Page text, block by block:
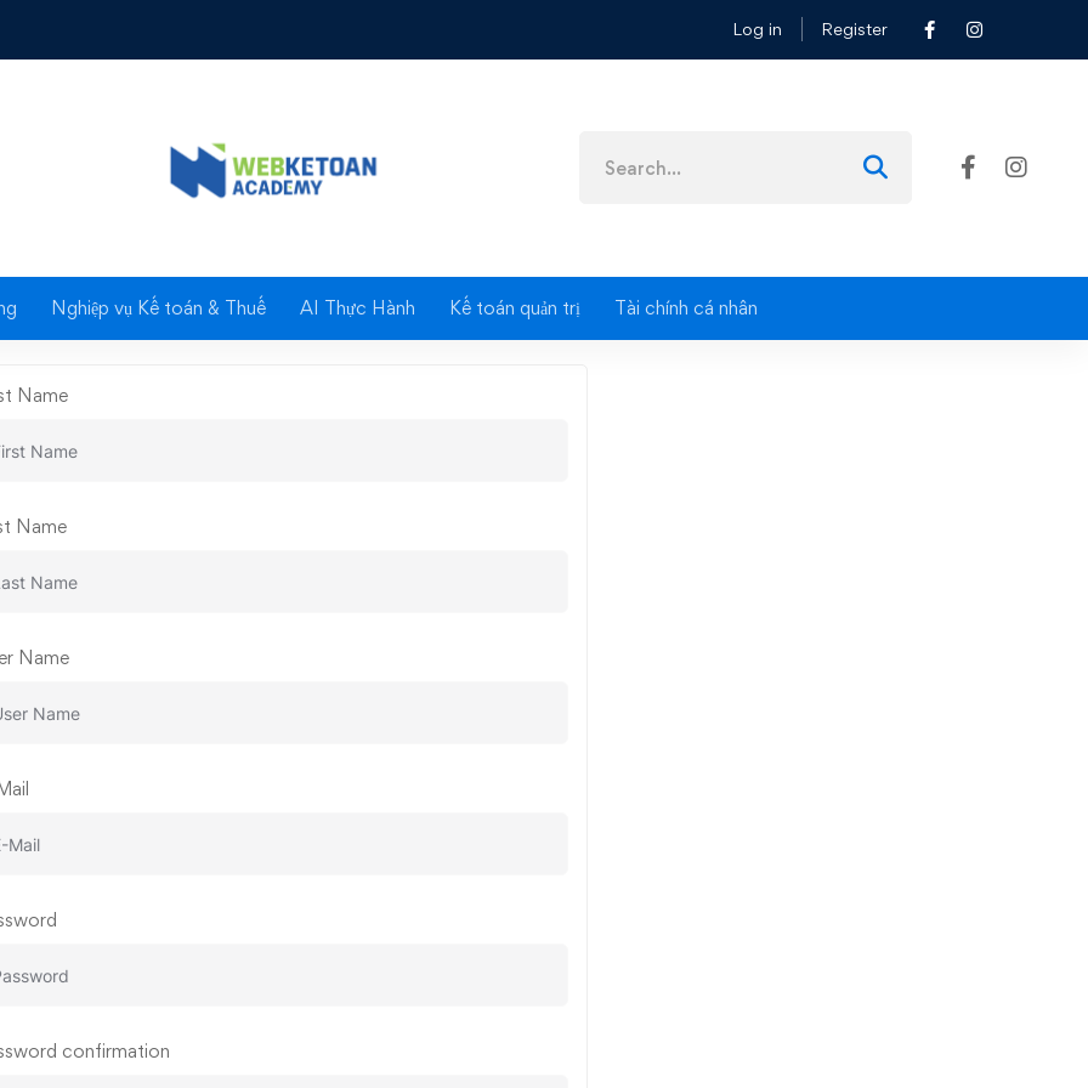
Log in Register
for:
Nghiệp vụ Kế toán & Thuế AI Thực Hành Kế toán quản trị Tài chính cá nhân
Name
Name
Name
confirmation